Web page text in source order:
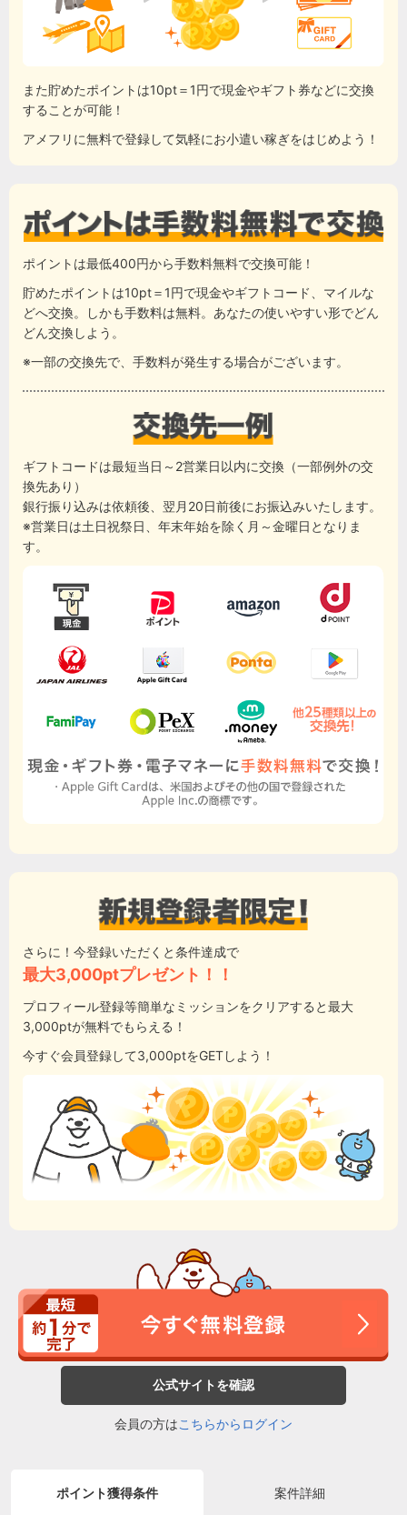
また貯めたポイントは10pt＝1円で現金やギフト券などに交換
することが可能！
アメフリに無料で登録して気軽にお小遣い稼ぎをはじめよう！
ポイントは最低400円から手数料無料で交換可能！
貯めたポイントは10pt＝1円で現金やギフトコード、マイルな
どへ交換。しかも手数料は無料。あなたの使いやすい形でどん
どん交換しよう。
※一部の交換先で、手数料が発生する場合がございます。
ギフトコードは最短当日～2営業日以内に交換（一部例外の交
換先あり）
銀行振り込みは依頼後、翌月20日前後にお振込みいたします。
※営業日は土日祝祭日、年末年始を除く月～金曜日となりま
す。
さらに！今登録いただくと条件達成で
最大3,000ptプレゼント！！
プロフィール登録等簡単なミッションをクリアすると最大
3,000ptが無料でもらえる！
今すぐ会員登録して3,000ptをGETしよう！
公式サイトを確認
会員の方はこちらからログイン
ポイント獲得条件 案件詳細